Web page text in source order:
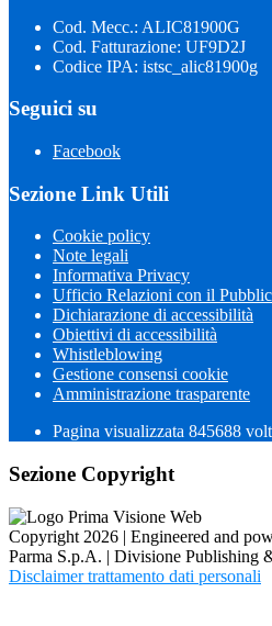
Cod. Mecc.: ALIC81900G
Cod. Fatturazione: UF9D2J
Codice IPA: istsc_alic81900g
Seguici su
Facebook
Sezione Link Utili
Cookie policy
Note legali
Informativa Privacy
Ufficio Relazioni con il
Dichiarazione di accessibilità
Obiettivi di accessibilità
Whistleblowing
Gestione consensi cookie
Amministrazione trasparente
Pagina visualizzata 845688
Sezione Copyright
Copyright 2026 | Engineered and
Parma S.p.A. | Divisione Publishing
Disclaimer trattamento dati personali